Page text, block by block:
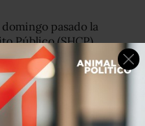
pasado la
Público (SHCP)
reducir la tarifa del
90 millones de
de la reforma